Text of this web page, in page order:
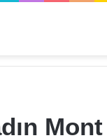
Mont